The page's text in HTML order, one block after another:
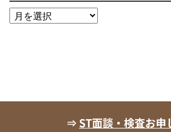
月
別
⇒ ST面談・検査お申